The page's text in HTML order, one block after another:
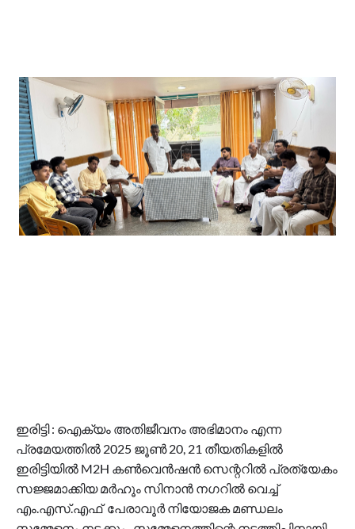
ഇരിട്ടി : ഐക്യം അതിജീവനം അഭിമാനം എന്ന
പ്രമേയത്തിൽ 2025 ജൂൺ 20, 21 തീയതികളിൽ
ഇരിട്ടിയിൽ M2H കൺവെൻഷൻ സെന്ററിൽ പ്രത്യേകം
സജ്ജമാക്കിയ മർഹൂം സിനാൻ നഗറിൽ വെച്ച്
എം.എസ്.എഫ് പേരാവൂർ നിയോജക മണ്ഡലം